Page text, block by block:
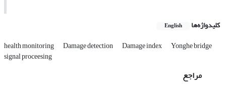
کلیدواژه‌ها English
health monitoring Damage detection Damage index Yonghe bridge
signal proceesing
مراجع